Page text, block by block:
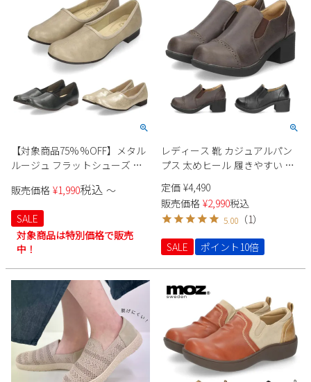
会社概要
プライバシーポリシー
特定商取引法に基づく表示
【対象商品75%%OFF】メタル
ルージュ フラットシューズ レ
ラック オーク ゴールド 靴 シン
プル ローヒール 2cm 日本製
販売価格 ¥1,990税込 〜
SALE
対象商品は特別価格で販売
中！
レディース 靴 カジュアルパン
プス 太めヒール 履きやすい サ
イドゴア ウィングチップ
Parade 297 ダークブラウン ブ
ラック 黒 茶
定価 ¥4,490
販売価格 ¥2,990税込
5.00 （1）
SALE
ポイント10倍